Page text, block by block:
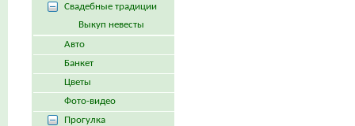
Свадебные традиции
Выкуп невесты
Авто
Банкет
Цветы
Фото-видео
Прогулка